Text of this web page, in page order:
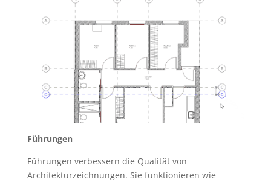
Führungen
Führungen verbessern die Qualität von
Architekturzeichnungen. Sie funktionieren wie